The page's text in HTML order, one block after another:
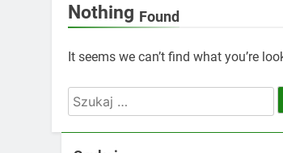
Nothing Found
It seems we can’t find what you’re
Szukaj: